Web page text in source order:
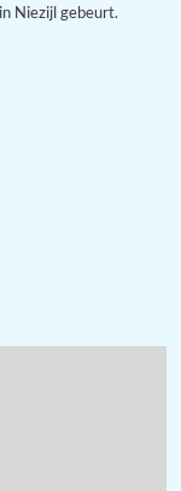
Niezijl gebeurt.